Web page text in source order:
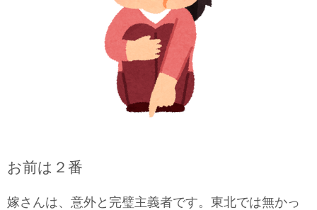
お前は２番
嫁さんは、意外と完璧主義者です。東北では無かっ